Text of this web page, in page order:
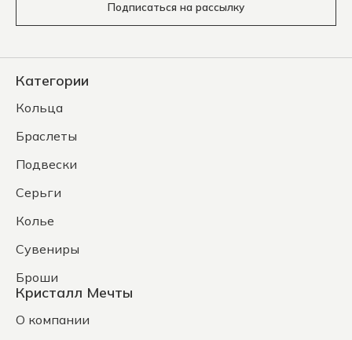
Подписаться на рассылку
Категории
Кольца
Браслеты
Подвески
Серьги
Колье
Сувениры
Броши
Кристалл Мечты
О компании